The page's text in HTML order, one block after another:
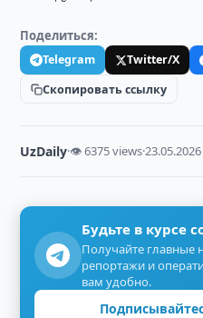
Поделиться:
Telegram Twitter/X
Скопировать ссылку
UzDaily·👁 6375 views·23.05.2026
Будьте в курсе
Получайте главные
репортажи и
вам удобно.